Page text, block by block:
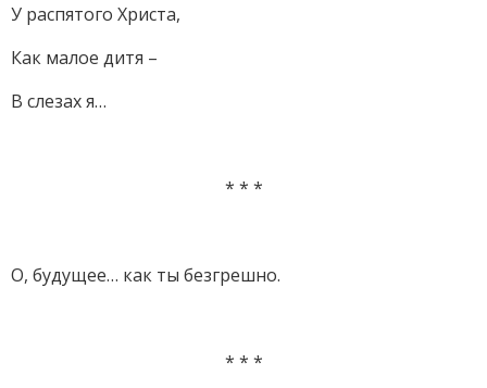
У распятого Христа,
Как малое дитя –
В слезах я…
* * *
О, будущее… как ты безгрешно.
* * *